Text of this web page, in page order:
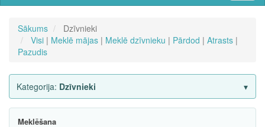
Sākums
Dzīvnieki
Visi | Meklē mājas | Meklē dzīvnieku | Pārdod | Atrasts |
Pazudis
Kategorija: Dzīvnieki
Meklēšana